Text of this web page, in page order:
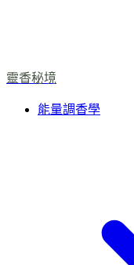
靈香秘境
能量調香學